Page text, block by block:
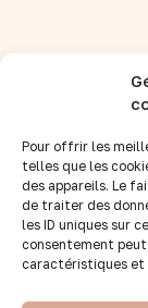
Pour offrir les
telles que les
des appareils. Le
de traiter des
les ID uniques sur
consentement
caractéristiques et